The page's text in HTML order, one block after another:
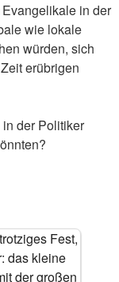
in der
wie lokale
würden, sich
erübrigen
der Politiker